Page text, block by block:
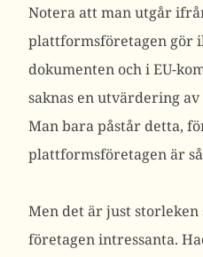
Notera att man utgår
plattformsföretagen gör
dokumenten och i EU-
saknas en utvärdering
Man bara påstår detta,
plattformsföretagen är
Men det är just storleken
företagen intressanta.